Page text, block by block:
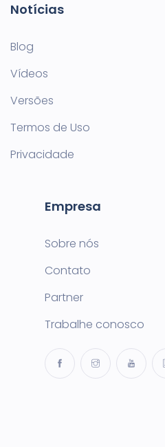
Notícias
Blog
Vídeos
Versões
Termos de Uso
Privacidade
Empresa
Sobre nós
Contato
Partner
Trabalhe conosco